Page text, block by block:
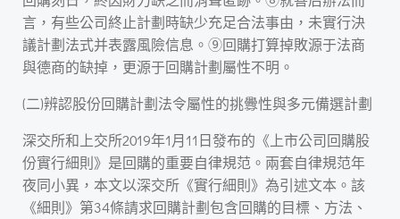
言，有些公司終止計劃時缺少充足合法事由，未實行決
議計劃法式并表露風險信息。⑨回購打算掉敗源于法商
與德商的缺掉，更源于回購計劃屬性不明。
(二)辨認股份回購計劃法令屬性的挑釁性與多元備選計劃
深交所和上交所2019年1月11日發布的《上市公司回購股
份實行細則》是回購的重要自律規范。兩套自律規范年
夜同小異，本文以深交所《實行細則》為引述文本。該
《細則》第34條請求回購計劃包含回購的目標、方法、